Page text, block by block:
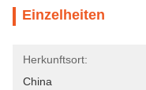
Einzelheiten
Herkunftsort:
China